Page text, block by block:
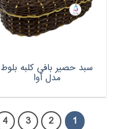
سبد حصیر بافی کلبه بلوط
مدل آوا
1
2
3
4